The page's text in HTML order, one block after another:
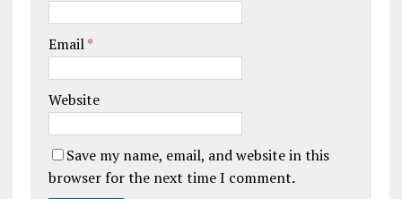
Email*
Website
Save my name, email, and website in this
browser for the next time I comment.